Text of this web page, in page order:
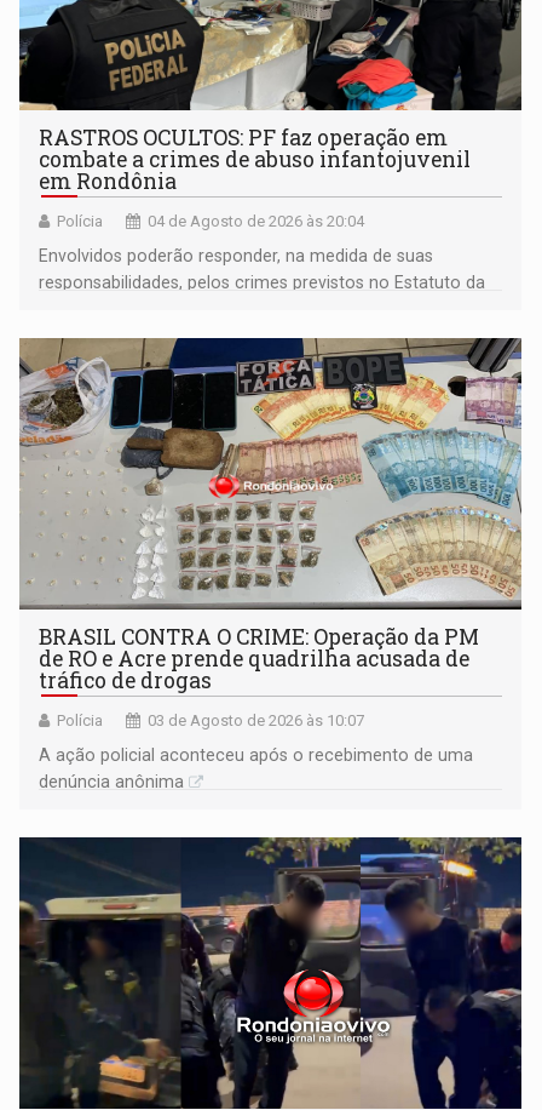
RASTROS OCULTOS: PF faz operação em
combate a crimes de abuso infantojuvenil
em Rondônia
Polícia 04 de Agosto de 2026 às 20:04
Envolvidos poderão responder, na medida de suas
responsabilidades, pelos crimes previstos no Estatuto da
BRASIL CONTRA O CRIME: Operação da PM
de RO e Acre prende quadrilha acusada de
tráfico de drogas
Polícia 03 de Agosto de 2026 às 10:07
​A ação policial aconteceu após o recebimento de uma
denúncia anônima